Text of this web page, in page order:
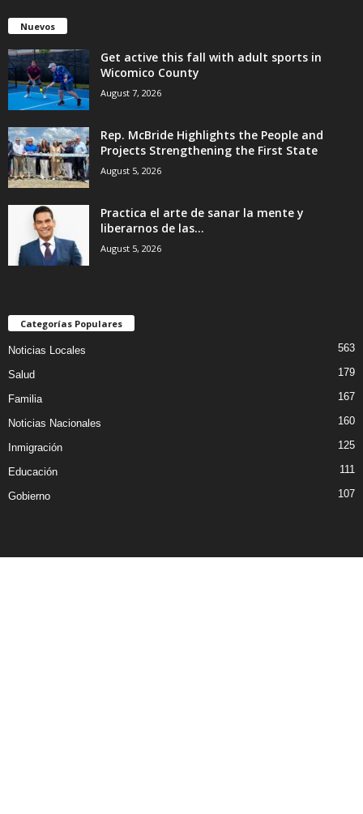
Nuevos
Get active this fall with adult sports in
Wicomico County
August 7, 2026
Rep. McBride Highlights the People and
Projects Strengthening the First State
August 5, 2026
Practica el arte de sanar la mente y
liberarnos de las...
August 5, 2026
Categorías Populares
Noticias Locales 563
Salud 179
Familia 167
Noticias Nacionales 160
Inmigración 125
Educación 111
Gobierno 107